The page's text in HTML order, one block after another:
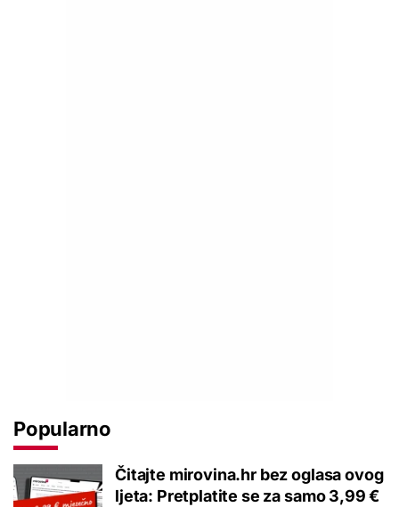
Popularno
Čitajte mirovina.hr bez oglasa ovog
ljeta: Pretplatite se za samo 3,99 €